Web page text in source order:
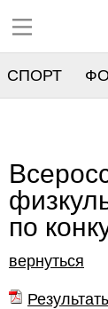
СПОРТ
по
вернуться